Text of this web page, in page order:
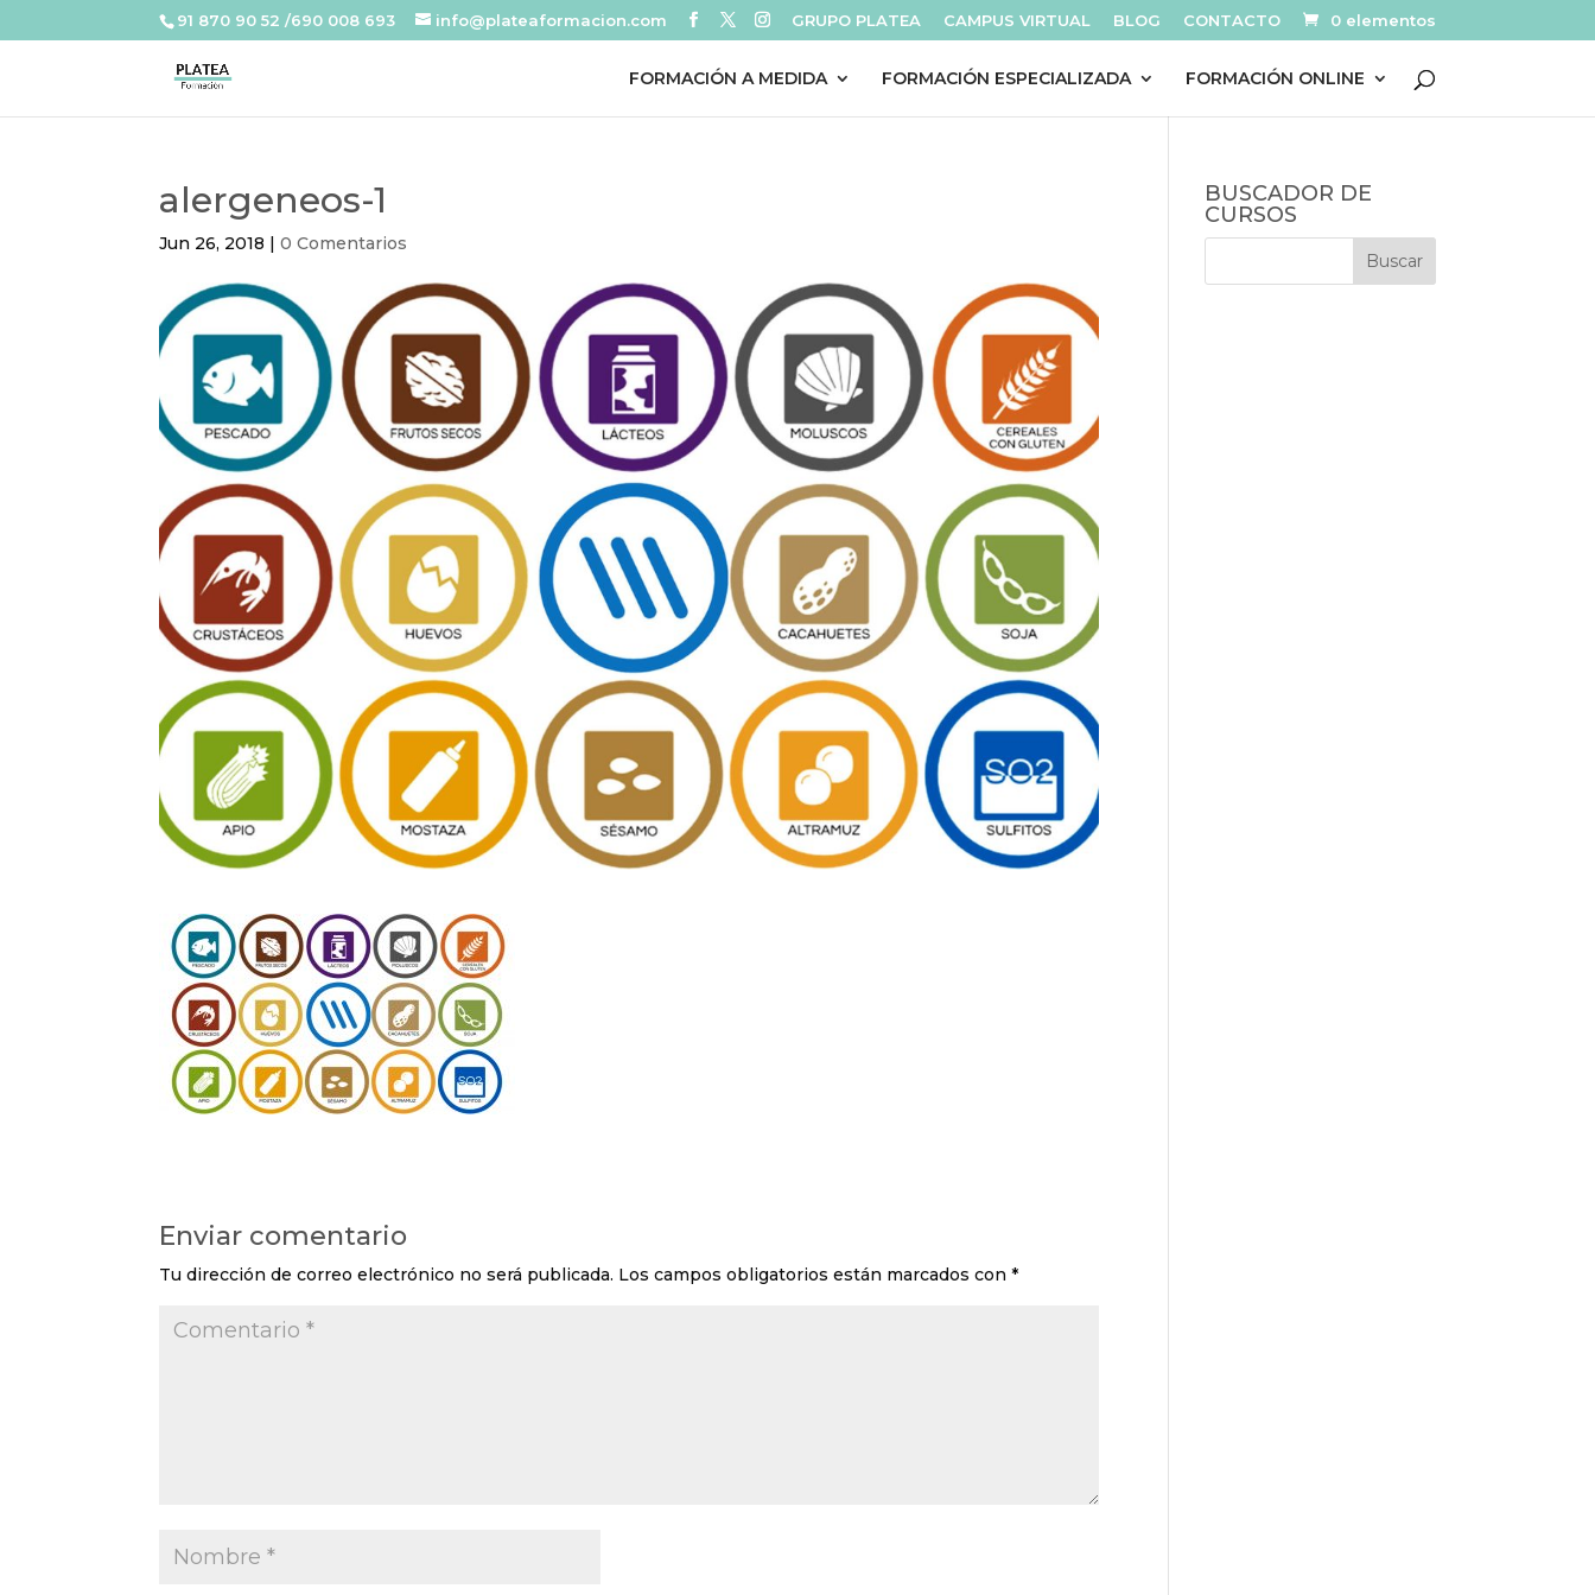
91 870 90 52 /690 008 693 info@plateaformacion.com GRUPO PLATEA CAMPUS VIRTUAL BLOG CONTACTO 0 elementos
FORMACIÓN A MEDIDA FORMACIÓN ESPECIALIZADA FORMACIÓN ONLINE
alergeneos-1
Jun 26, 2018 |0 Comentarios
Enviar comentario
Tu dirección de correo electrónico no será publicada. Los campos obligatorios están marcados con*
BUSCADOR DE
CURSOS